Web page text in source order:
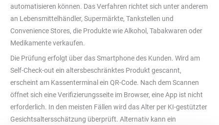
automatisieren können. Das Verfahren richtet sich unter anderem
an Lebensmittelhändler, Supermärkte, Tankstellen und
Convenience Stores, die Produkte wie Alkohol, Tabakwaren oder
Medikamente verkaufen.
Die Prüfung erfolgt über das Smartphone des Kunden. Wird am
Self-Check-out ein altersbeschränktes Produkt gescannt,
erscheint am Kassenterminal ein QR-Code. Nach dem Scannen
öffnet sich eine Verifizierungsseite im Browser, eine App ist nicht
erforderlich. In den meisten Fällen wird das Alter per KI-gestützter
Gesichtsaltersschätzung überprüft. Alternativ kann ein